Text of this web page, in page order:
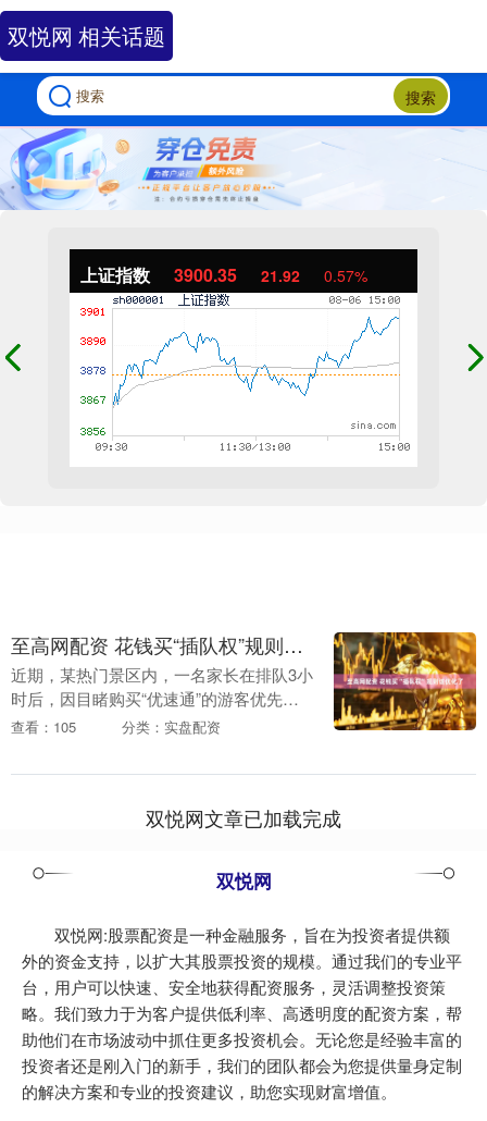
搜索
上证指数 3900.35 21.92 0.57%
双悦网 相关话题
至高网配资 花钱买“插队权”规则该优化了
近期，某热门景区内，一名家长在排队3小
时后，因目睹购买“优速通”的游客优先进
入而情绪失控，引发全网热议。网友的争
是“景区如何....
查看：105 分类：实盘配资
双悦网文章已加载完成
双悦网
双悦网:股票配资是一种金融服务，旨在为投资者提供额
外的资金支持，以扩大其股票投资的规模。通过我们的专业平
台，用户可以快速、安全地获得配资服务，灵活调整投资策
略。我们致力于为客户提供低利率、高透明度的配资方案，帮
助他们在市场波动中抓住更多投资机会。无论您是经验丰富的
投资者还是刚入门的新手，我们的团队都会为您提供量身定制
的解决方案和专业的投资建议，助您实现财富增值。